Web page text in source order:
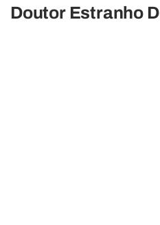
Doutor Estranho